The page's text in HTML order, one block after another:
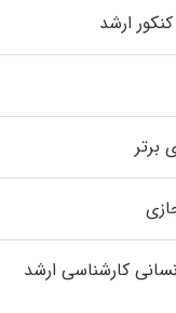
ارشد
برتر
کارشناسی ارشد